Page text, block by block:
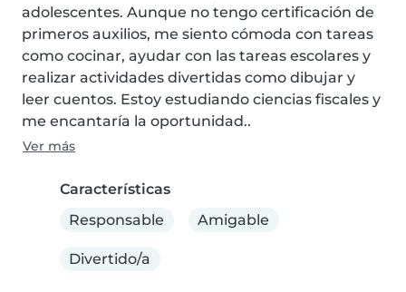
adolescentes. Aunque no tengo certificación de
primeros auxilios, me siento cómoda con tareas
como cocinar, ayudar con las tareas escolares y
realizar actividades divertidas como dibujar y
leer cuentos. Estoy estudiando ciencias fiscales y
me encantaría la oportunidad..
Ver más
Características
Responsable
Amigable
Divertido/a